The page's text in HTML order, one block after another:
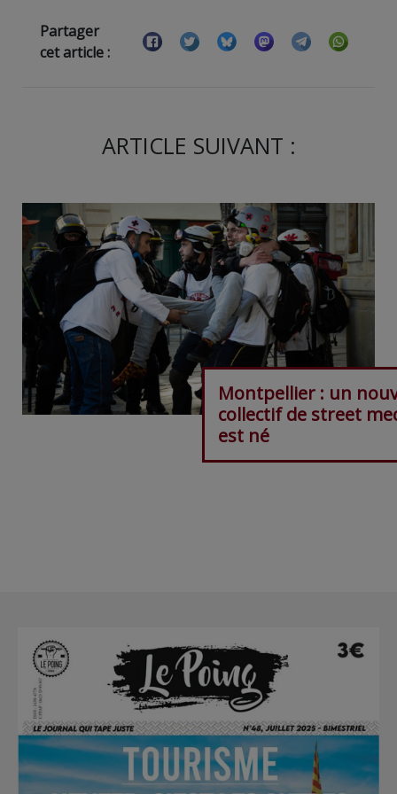
Partager
cet article :
ARTICLE SUIVANT :
Montpellier : un
collectif de street
est né